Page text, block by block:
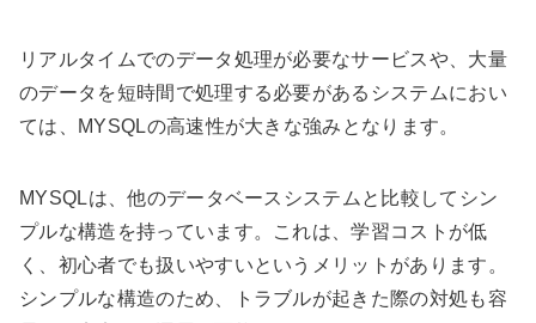
リアルタイムでのデータ処理が必要なサービスや、大量
のデータを短時間で処理する必要があるシステムにおい
ては、MYSQLの高速性が大きな強みとなります。
MYSQLは、他のデータベースシステムと比較してシン
プルな構造を持っています。これは、学習コストが低
く、初心者でも扱いやすいというメリットがあります。
シンプルな構造のため、トラブルが起きた際の対処も容